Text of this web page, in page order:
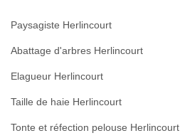
Paysagiste Herlincourt
Abattage d'arbres Herlincourt
Elagueur Herlincourt
Taille de haie Herlincourt
Tonte et réfection pelouse Herlincourt